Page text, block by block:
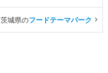
茨城県のフードテーマパーク